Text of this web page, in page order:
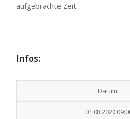
aufgebrachte Zeit.
Infos:
Datum:
01.08.2020